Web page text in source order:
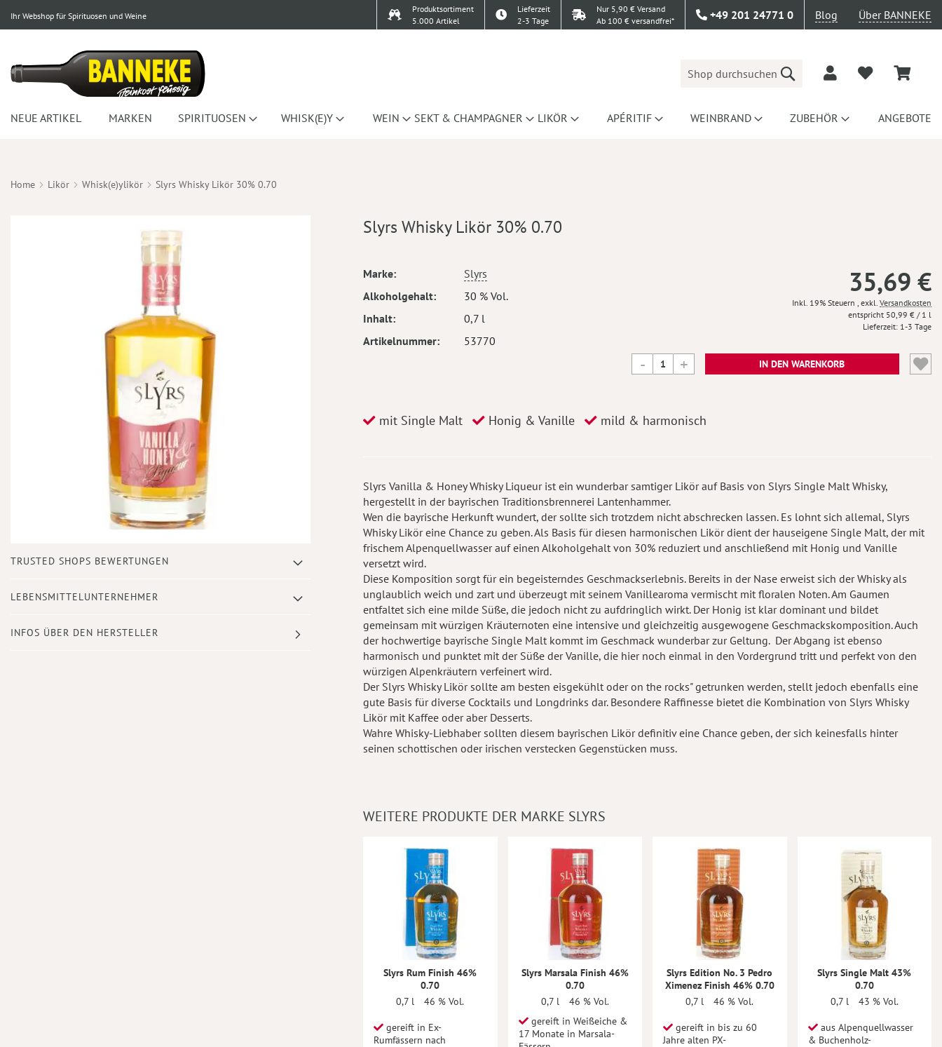
Ihr Webshop für Spirituosen und Weine
Produktsortiment
5.000 Artikel
Lieferzeit
2-3 Tage
Nur 5,90 € Versand
Ab 100 € versandfrei*
+49 201 24771 0 Blog Über BANNEKE
Suche
NEUE ARTIKEL MARKEN SPIRITUOSEN WHISK(E)Y WEIN SEKT & CHAMPAGNER LIKÖR APÉRITIF WEINBRAND ZUBEHÖR ANGEBOTE
Home Likör Whisk(e)ylikör Slyrs Whisky Likör 30% 0.70
Anfang
Bildergalerie
TRUSTED SHOPS BEWERTUNGEN
LEBENSMITTELUNTERNEHMER
INFOS ÜBER DEN HERSTELLER
Slyrs Whisky Likör 30% 0.70
Mehr
Marke
Slyrs
Alkoholgehalt
30 % Vol.
Inhalt
0,7 l
Artikelnummer
53770
35,69 €
Inkl. 19% Steuern , exkl. Versandkosten
50,99 € / 1 l
Lieferzeit 1-3 Tage
IN DEN WARENKORB
mit Single Malt Honig & Vanille mild & harmonisch
Slyrs Vanilla & Honey Whisky Liqueur ist ein wunderbar samtiger Likör auf Basis von Slyrs Single Malt Whisky,
hergestellt in der bayrischen Traditionsbrennerei Lantenhammer.
Wen die bayrische Herkunft wundert, der sollte sich trotzdem nicht abschrecken lassen. Es lohnt sich allemal, Slyrs
Whisky Likör eine Chance zu geben. Als Basis für diesen harmonischen Likör dient der hauseigene Single Malt, der mit
frischem Alpenquellwasser auf einen Alkoholgehalt von 30% reduziert und anschließend mit Honig und Vanille
versetzt wird.
Diese Komposition sorgt für ein begeisterndes Geschmackserlebnis. Bereits in der Nase erweist sich der Whisky als
unglaublich weich und zart und überzeugt mit seinem Vanillearoma vermischt mit floralen Noten. Am Gaumen
entfaltet sich eine milde Süße, die jedoch nicht zu aufdringlich wirkt. Der Honig ist klar dominant und bildet
gemeinsam mit würzigen Kräuternoten eine intensive und gleichzeitig ausgewogene Geschmackskomposition. Auch
der hochwertige bayrische Single Malt kommt im Geschmack wunderbar zur Geltung. Der Abgang ist ebenso
harmonisch und punktet mit der Süße der Vanille, die hier noch einmal in den Vordergrund tritt und perfekt von den
würzigen Alpenkräutern verfeinert wird.
Der Slyrs Whisky Likör sollte am besten eisgekühlt oder on the rocks" getrunken werden, stellt jedoch ebenfalls eine
gute Basis für diverse Cocktails und Longdrinks dar. Besondere Raffinesse bietet die Kombination von Slyrs Whisky
Likör mit Kaffee oder aber Desserts.
Wahre Whisky-Liebhaber sollten diesem bayrischen Likör definitiv eine Chance geben, der sich keinesfalls hinter
seinen schottischen oder irischen verstecken Gegenstücken muss.
WEITERE PRODUKTE DER MARKE SLYRS
Slyrs Rum Finish 46%
0.70
0,7 l
46 % Vol.
gereift in Ex-
Rumfässern nach
Slyrs Marsala Finish 46%
0.70
0,7 l
46 % Vol.
gereift in Weißeiche &
17 Monate in Marsala-
Slyrs Edition No. 3 Pedro
Ximenez Finish 46% 0.70
0,7 l
46 % Vol.
gereift in bis zu 60
Jahre alten PX-
Slyrs Single Malt 43%
0.70
0,7 l
43 % Vol.
aus Alpenquellwasser
& Buchenholz-